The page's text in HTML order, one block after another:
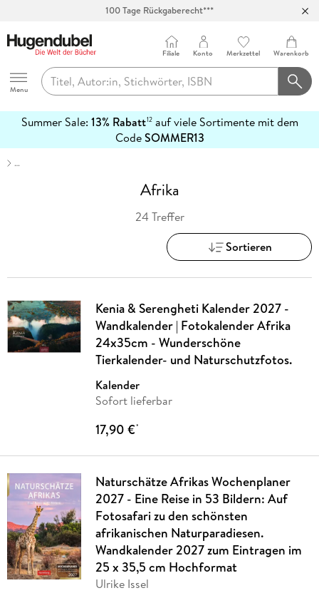
Hugendubel
Menu
Filiale Konto Merkzettel Warenkorb
Summer Sale: 13% Rabatt12auf viele Sortimente mit dem
CodeSOMMER13
erfahren
…
Afrika
24 Treffer
Sortieren
Kenia & Serengheti Kalender 2027 -
Wandkalender | Fotokalender Afrika
24x35cm - Wunderschöne
Tierkalender- und Naturschutzfotos.
Kalender
Sofort lieferbar
17,90 €*
Naturschätze Afrikas Wochenplaner
2027 - Eine Reise in 53 Bildern: Auf
Fotosafari zu den schönsten
afrikanischen Naturparadiesen.
Wandkalender 2027 zum Eintragen im
25 x 35,5 cm Hochformat
Ulrike Issel